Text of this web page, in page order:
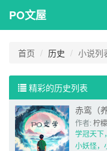
PO文屋
首页 历史 小说列
精彩的历史列表
赤鸾（
作者: 柠
学冠天下
小妖怪，